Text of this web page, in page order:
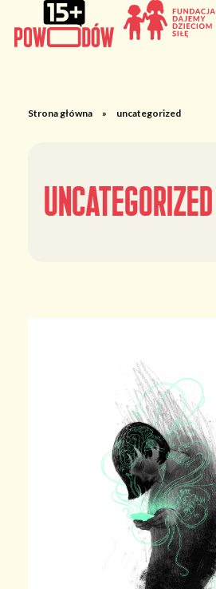
Strona główna » uncategorized
uncategorized